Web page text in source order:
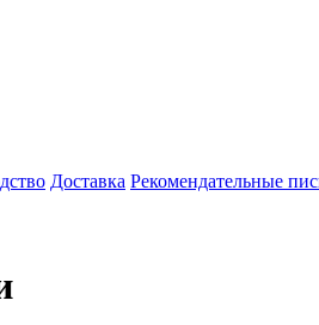
Доставка Рекомендательные